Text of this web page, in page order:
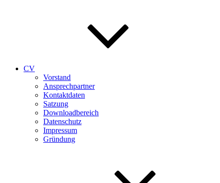
CV
Vorstand
Ansprechpartner
Kontaktdaten
Satzung
Downloadbereich
Datenschutz
Impressum
Gründung